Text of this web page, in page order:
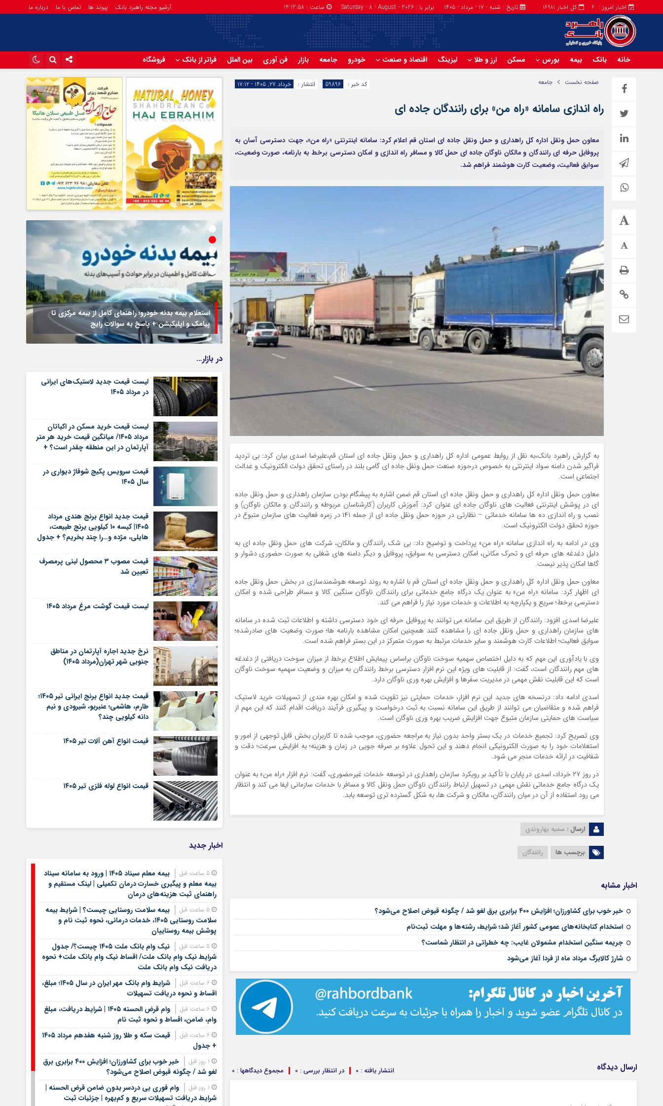
کل اخبار 16981 اخبار امروز : 6 تاریخ : شنبه - ۱۷ - مرداد - ۱۴۰۵ برابر با : Saturday - 8 - August - 2026 ساعت : 14:12:59 آرشیو مجله راهبرد بانک پیوند ها تماس با ما درباره ما
خانه بانک بیمه بورس مسکن ارز و طلا لیزینگ اقتصاد و صنعت خودرو جامعه بازار فن آوری بین الملل فراتر از بانک فروشگاه
اینستاگرام
تلگرام
آپارات
صفحه نخست جامعه انتشار : خرداد ۲۷, ۱۴۰۵ - ۱۷:۱۲ کد خبر : 59896
راه‌ اندازی سامانه «راه من» برای رانندگان جاده‌ ای
معاون حمل ونقل اداره کل راهداری و حمل ونقل جاده ای استان قم اعلام کرد: سامانه اینترنتی «راه من»، جهت دسترسی آسان به
پروفایل حرفه ای رانندگان و مالکان ناوگان جاده ای حمل کالا و مسافر راه اندازی و امکان دسترسی برخط به بارنامه، صورت وضعیت،
سوابق فعالیت، وضعیت کارت هوشمند فراهم شد.
به گزارش راهبرد بانک،به نقل از روابط عمومی اداره کل راهداری و حمل ونقل جاده ای استان قم،علیرضا اسدی بیان کرد: بی تردید
فراگیر شدن دامنه سواد اینترنتی به خصوص درحوزه صنعت حمل ونقل جاده ای گامی بلند در راستای تحقق دولت الکترونیک و عدالت
اجتماعی است.
معاون حمل ونقل اداره کل راهداری و حمل ونقل جاده ای استان قم ضمن اشاره به پیشگام بودن سازمان راهداری و حمل ونقل جاده
ای در پوشش اینترنتی فعالیت های ناوگان جاده ای عنوان کرد: آموزش کاربران (کارشناسان مربوطه و رانندگان و مالکان ناوگان) و
نصب و راه اندازی ده ها سامانه خدماتی – نظارتی در حوزه حمل ونقل جاده ای از جمله ۱۴۱ در زمره فعالیت های سازمان متبوع در
حوزه تحقق دولت الکترونیک است.
وی در ادامه به راه اندازی سامانه «راه من» پرداخت و توضیح داد: بی شک رانندگان و مالکان، شرکت های حمل ونقل جاده ای به
دلیل دغدغه های حرفه ای و تحرک مکانی، امکان دسترسی به سوابق، پروفایل و دیگر دامنه های شغلی به صورت حضوری دشوار و
گاها امکان پذیر نیست.
معاون حمل ونقل اداره کل راهداری و حمل ونقل جاده ای استان قم با اشاره به روند توسعه هوشمندسازی در بخش حمل ونقل جاده
ای اظهار کرد: سامانه «راه من» به عنوان یک درگاه جامع خدماتی برای رانندگان ناوگان سنگین کالا و مسافر طراحی شده و امکان
دسترسی برخط؛ سریع و یکپارچه به اطلاعات و خدمات مورد نیاز را فراهم می کند.
علیرضا اسدی افزود: رانندگان از طریق این سامانه می توانند به پروفایل حرفه ای خود دسترسی داشته و اطلاعات ثبت شده در سامانه
های سازمان راهداری و حمل ونقل جاده ای را مشاهده کنند همچنین امکان مشاهده بارنامه ها؛ صورت وضعیت های صادرشده؛
سوابق فعالیت؛ اطلاعات کارت هوشمند و سایر خدمات مرتبط به صورت متمرکز در این بستر فراهم شده است.
وی با یادآوری این مهم که به دلیل اختصاص سهمیه سوخت ناوگان براساس پیمایش اطلاع برخط از میزان سوخت دریافتی از دغدغه
های مهم رانندگان است، گفت: از قابلیت های ویژه این نرم افزار دسترسی برخط رانندگان به میزان و وضعیت سهمیه سوخت ناوگان
است که این قابلیت نقش مهمی در مدیریت سفرها و افزایش بهره وری ناوگان دارد.
اسدی ادامه داد: درنسخه های جدید این نرم افزار، خدمات حمایتی نیز تقویت شده و امکان بهره مندی از تسهیلات خرید لاستیک
فراهم شده و متقاضیان می توانند از طریق این سامانه نسبت به ثبت درخواست و پیگیری فرآیند دریافت اقدام کنند که این مهم از
سیاست های حمایتی سازمان متبوع جهت افزایش ضریب بهره وری ناوگان است.
وی تصریح کرد: تجمیع خدمات در یک بستر واحد بدون نیاز به مراجعه حضوری، موجب شده تا کاربران بخش قابل توجهی از امور و
استعلامات خود را به صورت الکترونیکی انجام دهند و این تحول علاوه بر صرفه جویی در زمان و هزینه؛ به افزایش سرعت؛ دقت و
شفافیت در ارائه خدمات منجر می شود.
در روز ۲۷ خرداد، اسدی در پایان با تأکید بر رویکرد سازمان راهداری در توسعه خدمات غیرحضوری، گفت: نرم افزار «راه من» به عنوان
یک درگاه جامع خدماتی نقش مهمی در تسهیل ارتباط رانندگان ناوگان حمل ونقل کالا و مسافر با خدمات سازمانی ایفا می کند و انتظار
می رود استفاده از آن در میان رانندگان، مالکان و شرکت ها، به شکل گسترده تری توسعه یابد.
ارسال : سمیه بهاروندی
برچسب ها رانندگان
اخبار مشابه
خبر خوب برای کشاورزان؛ افزایش ۴۰۰ برابری برق لغو شد / چگونه قبوض اصلاح می‌شود؟
استخدام کتابخانه‌های عمومی کشور آغاز شد؛ شرایط، رشته‌ها و مهلت ثبت‌نام
جریمه سنگین استخدام مشمولان غایب: چه خطراتی در انتظار شماست؟
شارژ کالابرگ مرداد ماه از فردا آغاز می‌شود
ارسال دیدگاه مجموع دیدگاهها : 0 در انتظار بررسی : 0 انتشار یافته : 0
تمدید خودکار بیمه سلامت دهک‌های اقتصادی ۱ تا ۵ تهران
وام فوری بی دردسر بدون ضامن قرض الحسنه | شرایط
دریافت تسهیلات سریع و کم‌بهره | جزئیات ثبت درخواست
وام آسان
استعلام بیمه بدنه خودرو؛ راهنمای کامل از بیمه مرکزی تا
پیامک و اپلیکیشن + پاسخ به سوالات رایج
در بازار…
لیست قیمت جدید لاستیک‌های ایرانی
در مرداد ۱۴۰۵
لیست قیمت خرید مسکن در اکباتان
مرداد ۱۴۰۵/ میانگین قیمت خرید هر متر
آپارتمان در این منطقه چقدر است؟ +
قیمت سرویس پکیج شوفاژ دیواری در
سال ۱۴۰۵
قیمت جدید انواع برنج هندی مرداد
۱۴۰۵| کیسه ۱۰ کیلویی برنج طبیعت،
هایلی، مژده و…را چند بخریم؟ + جدول
قیمت مصوب ۳ محصول لبنی پرمصرف
تعیین شد
لیست قیمت گوشت مرغ مرداد ۱۴۰۵
نرخ جدید اجاره آپارتمان در مناطق
جنوبی شهر تهران(مرداد ۱۴۰۵)
قیمت جدید انواع برنج ایرانی تیر ۱۴۰۵؛
طارم، هاشمی؛ عنبربو، شیرودی و نیم
دانه کیلویی چند؟
قیمت انواع آهن آلات تیر ۱۴۰۵
قیمت انواع لوله فلزی تیر ۱۴۰۵
اخبار جدید
5 ساعت قبل
بیمه معلم سیناد ۱۴۰۵ | ورود به سامانه سیناد
بیمه معلم و پیگیری خسارت درمان تکمیلی | لینک مستقیم و
راهنمای ثبت هزینه‌های درمان
5 ساعت قبل
بیمه سلامت روستایی چیست؟ | شرایط بیمه
سلامت روستایی ۱۴۰۵، خدمات درمانی، نحوه ثبت نام و
پوشش بیمه روستاییان
5 ساعت قبل
نیک وام بانک ملت ۱۴۰۵ چیست؟/ جدول
شرایط نیک وام بانک ملت/ اقساط نیک وام بانک ملت+ نحوه
دریافت نیک وام بانک ملت
شرایط وام بانک مهر ایران در سال ۱۴۰۵؛ مبلغ،
اقساط و نحوه دریافت تسهیلات
وام قرض الحسنه ۱۴۰۵ | شرایط دریافت، مبلغ
وام، ضامن، اقساط و نحوه ثبت نام
قیمت سکه و طلا روز شنبه هفدهم مرداد ۱۴۰۵
+ جدول
خبر خوب برای کشاورزان؛ افزایش ۴۰۰ برابری برق
لغو شد / چگونه قبوض اصلاح می‌شود؟
وام فوری بی دردسر بدون ضامن قرض الحسنه |
شرایط دریافت تسهیلات سریع و کم‌بهره | جزئیات ثبت